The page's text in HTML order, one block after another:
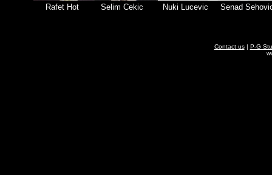
Rafet Hot Selim Cekic Nuki Lucevic Senad
Contact us| P-G